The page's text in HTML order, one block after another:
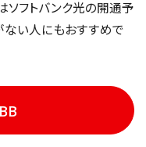
ソフトバンク光の開通予
ない人にもおすすめで